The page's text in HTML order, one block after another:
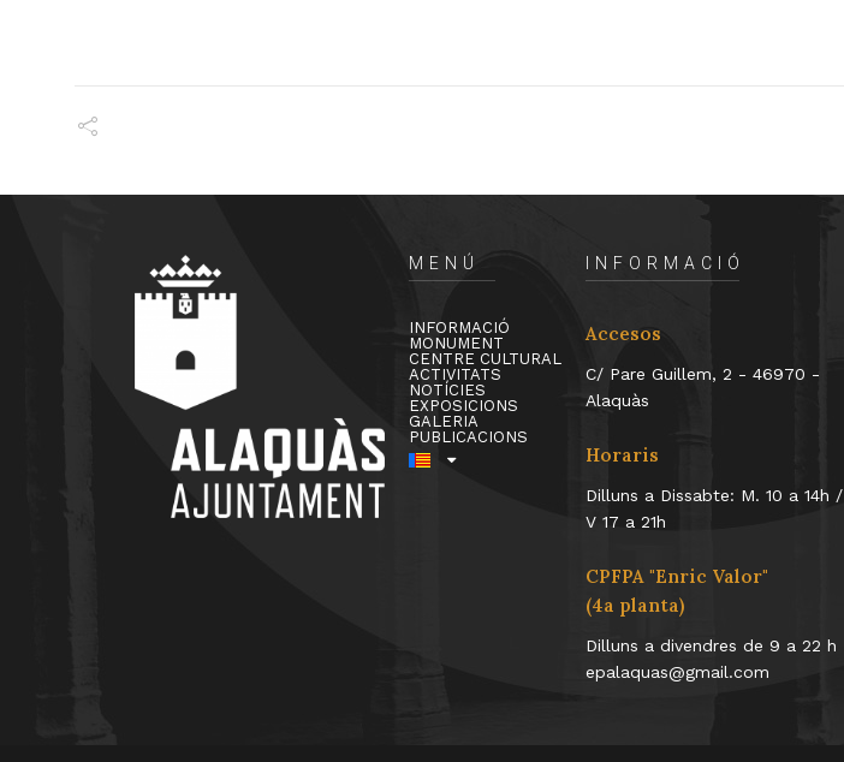
MENÚ
INFORMACIÓ
MONUMENT
CENTRE CULTURAL
ACTIVITATS
NOTÍCIES
EXPOSICIONS
GALERIA
PUBLICACIONS
INFORMACIÓ
Accesos
C/ Pare Guillem, 2 - 46970 -
Alaquàs
Horaris
Dilluns a Dissabte: M. 10 a 14h /
V 17 a 21h
CPFPA "Enric Valor"
(4a planta)
Dilluns a divendres de 9 a 22 h
epalaquas@gmail.com